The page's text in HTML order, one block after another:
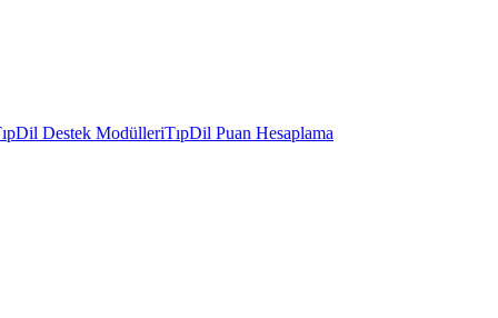
Destek ModülleriTıpDil Puan Hesaplama